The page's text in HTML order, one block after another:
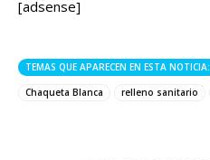
[adsense]
TEMAS QUE APARECEN EN ESTA NOTICIA:
Chaqueta Blanca
relleno sanitario